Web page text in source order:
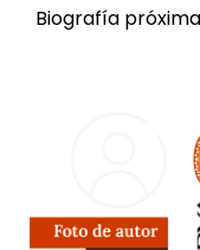
Biografía